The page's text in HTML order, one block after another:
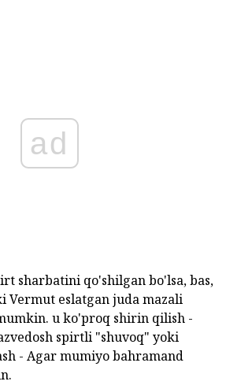
ad
sharbatini qo'shilgan bo'lsa, bas,
Vermut eslatgan juda mazali
u ko'proq shirin qilish -
spirtli "shuvoq" yoki
- Agar mumiyo bahramand